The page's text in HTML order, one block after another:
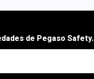
de Pegaso Safety.